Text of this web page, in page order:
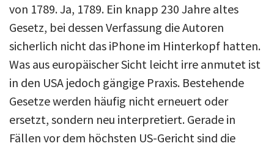
von 1789. Ja, 1789. Ein knapp 230 Jahre altes
Gesetz, bei dessen Verfassung die Autoren
sicherlich nicht das iPhone im Hinterkopf hatten.
Was aus europäischer Sicht leicht irre anmutet ist
in den USA jedoch gängige Praxis. Bestehende
Gesetze werden häufig nicht erneuert oder
ersetzt, sondern neu interpretiert. Gerade in
Fällen vor dem höchsten US-Gericht sind die